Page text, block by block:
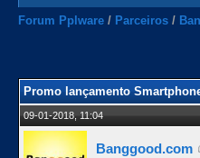
Forum Pplware / Parceiros /
Promo lançamento
09-01-2018, 11:04
Banggood.com